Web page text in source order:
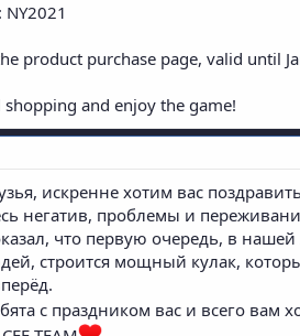
product purchase page, valid until
shopping and enjoy the game!
искренне хотим вас
негатив, проблемы и
что первую очередь, в
строится мощный кулак,
с праздником вас и всего вам